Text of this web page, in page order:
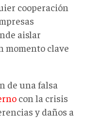
cooperación
aislar
momento clave
de una falsa
con la crisis
y daños a